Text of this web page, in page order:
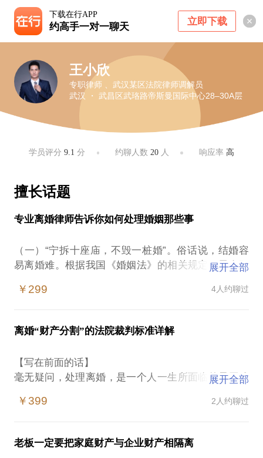
下载在行APP
约高手一对一聊天 立即下载
王小欣
专职律师 、武汉某区法院律师调解员
武汉 ・ 武昌区武珞路帝斯曼国际中心28–30A层
学员评分9.1 分 约聊人数 20人 响应率 高
擅长话题
专业离婚律师告诉你如何处理婚姻那些事
（一）“宁拆十座庙，不毁一桩婚”。俗话说，结婚容
易离婚难。根据我国《婚姻法》的相关规定，男女双
请登记结婚。但是，夫妻离婚需要婚姻法规定的离婚
是否确已破裂。相爱不易，结婚更需要勇气和缘分。
离婚不仅关系到夫妻婚姻关系的解除，还涉及到子女
除了个人幸福，婚姻关系更是关乎家庭和谐、社会稳
定。所以，在您婚姻出现危机或者您打算离婚的时
候，建议您认真、冷静和全面思考一下，不要因为一
的可能建议给自己彼此一个重新开始。
展开全部
￥299 4人约聊过
离婚“财产分割”的法院裁判标准详解
【写在前面的话】
毫无疑问，处理离婚，是一个人一生所面临的最困难
痛苦和损失。人民法院对离婚案件的判案标准中，大
（武汉）律师事务所的专职律师，拥有超过七年的法
律工作经验。律师执业期间，我承办了相当数量的婚
展开全部
￥399 2人约聊过
老板一定要把家庭财产与企业财产相隔离